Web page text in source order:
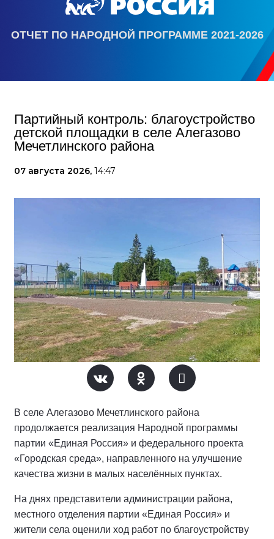
ОТЧЕТ ПО НАРОДНОЙ ПРОГРАММЕ 2021-2026
Партийный контроль: благоустройство
детской площадки в селе Алегазово
Мечетлинского района
07 августа 2026, 14:47
В селе Алегазово Мечетлинского района
продолжается реализация Народной программы
партии «Единая Россия» и федерального проекта
«Городская среда», направленного на улучшение
качества жизни в малых населённых пунктах.
На днях представители администрации района,
местного отделения партии «Единая Россия» и
жители села оценили ход работ по благоустройству